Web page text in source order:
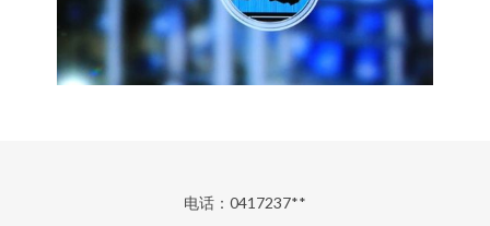
电话：0417237**